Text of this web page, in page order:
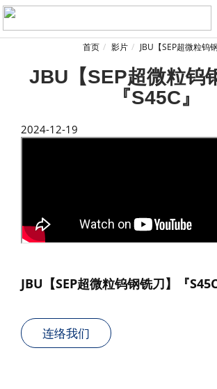
首页 影片 JBU【SEP超微粒钨
JBU【SEP超微粒钨
『S45C』
2024-12-19
JBU【SEP超微粒钨钢铣刀】『S45C
连络我们